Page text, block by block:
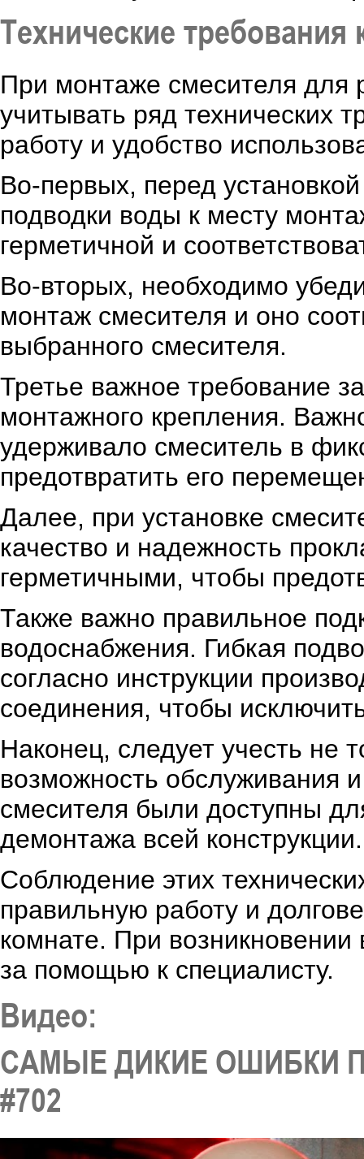
Технические
При монтаже смесителя для
учитывать ряд технических
работу и удобство
Во-первых, перед
подводки воды к месту
герметичной и
Во-вторых, необходимо
монтаж смесителя и оно
выбранного смесителя.
Третье важное требование
монтажного крепления.
удерживало смеситель в
предотвратить его
Далее, при установке
качество и надежность
герметичными, чтобы
Также важно правильное
водоснабжения. Гибкая
согласно инструкции
соединения, чтобы
Наконец, следует учесть не
возможность обслуживания
смесителя были доступны
демонтажа всей конструкции.
Соблюдение этих
правильную работу и
комнате. При
за помощью к специалисту.
Видео:
САМЫЕ ДИКИЕ ОШИБКИ
#702